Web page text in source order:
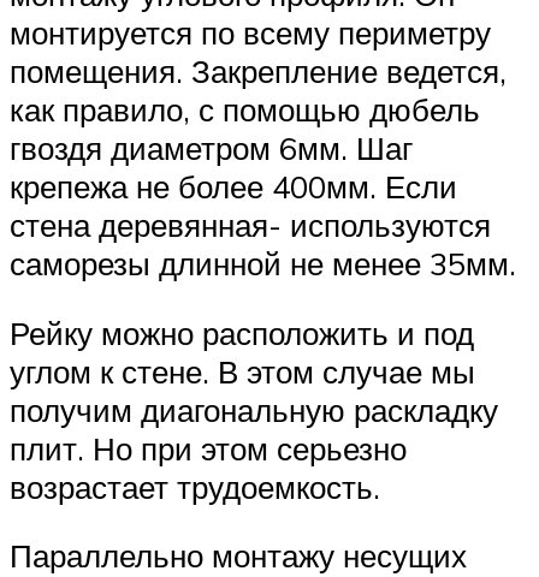
монтируется по всему периметру
помещения. Закрепление ведется,
как правило, с помощью дюбель
гвоздя диаметром 6мм. Шаг
крепежа не более 400мм. Если
стена деревянная- используются
саморезы длинной не менее 35мм.
Рейку можно расположить и под
углом к стене. В этом случае мы
получим диагональную раскладку
плит. Но при этом серьезно
возрастает трудоемкость.
Параллельно монтажу несущих